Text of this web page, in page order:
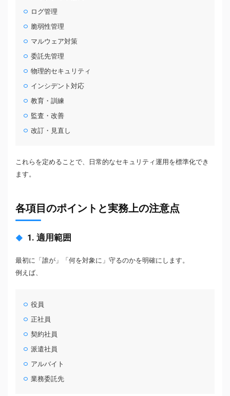
ログ管理
脆弱性管理
マルウェア対策
委託先管理
物理的セキュリティ
インシデント対応
教育・訓練
監査・改善
改訂・見直し
これらを定めることで、日常的なセキュリティ運用を標準化でき
ます。
各項目のポイントと実務上の注意点
1. 適用範囲
最初に「誰が」「何を対象に」守るのかを明確にします。
例えば、
役員
正社員
契約社員
派遣社員
アルバイト
業務委託先